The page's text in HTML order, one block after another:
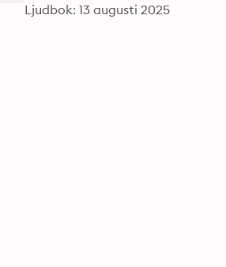
Ljudbok: 13 augusti 2025